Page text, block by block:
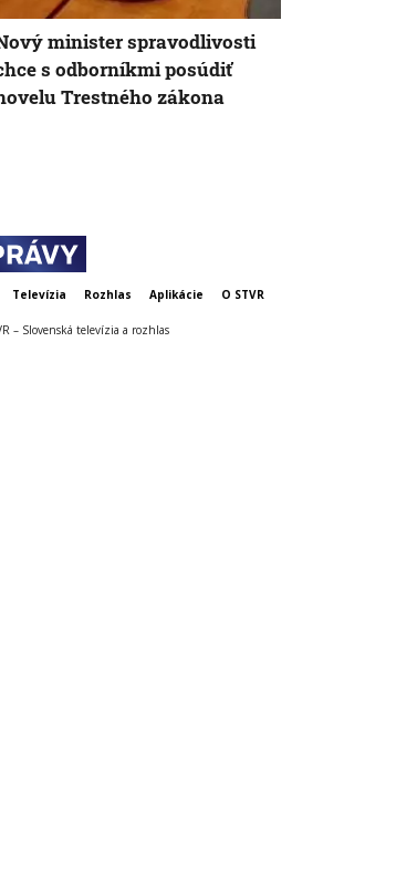
minister spravodlivosti
s odborníkmi posúdiť
Trestného zákona
Televízia Rozhlas Aplikácie O STVR
– Slovenská televízia a rozhlas